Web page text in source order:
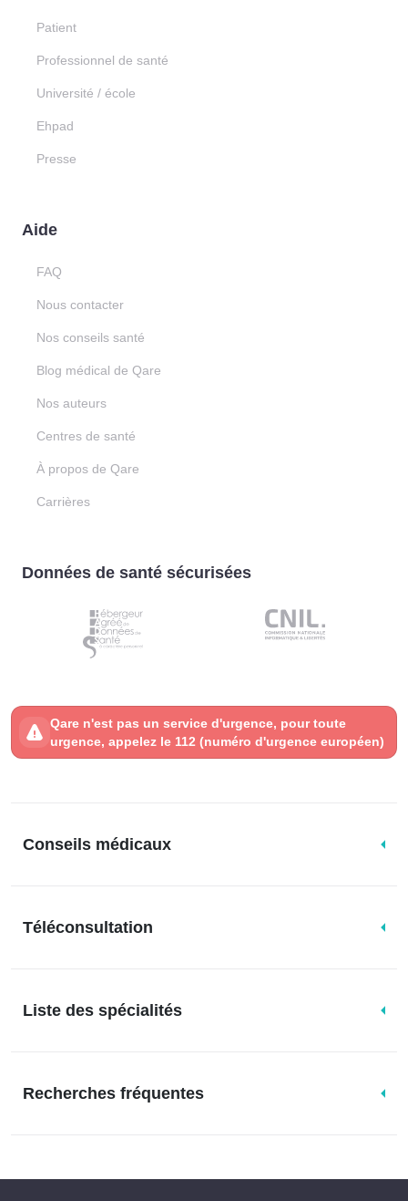
Patient
Professionnel de santé
Université / école
Ehpad
Presse
Aide
FAQ
Nous contacter
Nos conseils santé
Blog médical de Qare
Nos auteurs
Centres de santé
À propos de Qare
Carrières
Données de santé sécurisées
Qare n'est pas un service d'urgence, pour toute
urgence, appelez le 112 (numéro d'urgence européen)
Conseils médicaux
Téléconsultation
Liste des spécialités
Recherches fréquentes